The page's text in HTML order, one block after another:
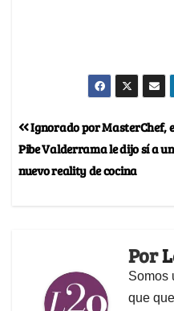
Ignorado por MasterChef,
Pibe Valderrama le dijo sí a un
nuevo reality de cocina
Por
Somos
que